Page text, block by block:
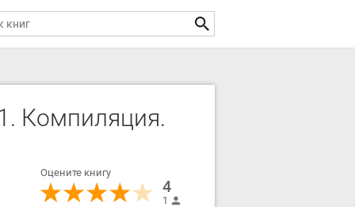
Компиляция.
Оцените книгу
4
1